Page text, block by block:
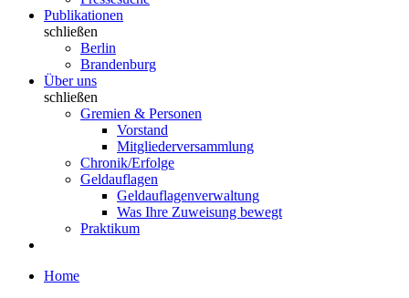
Publikationen
schließen
Berlin
Brandenburg
Über uns
schließen
Gremien & Personen
Vorstand
Mitgliederversammlung
Chronik/Erfolge
Geldauflagen
Geldauflagenverwaltung
Was Ihre Zuweisung bewegt
Praktikum
Home